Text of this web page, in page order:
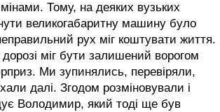
Тому, на деяких вузьких
великогабаритну машину було
рух міг коштувати життя.
дорозі міг бути залишений ворогом
Ми зупинялись, перевіряли,
далі. Згодом розміновували і
Володимир, який тоді ще був